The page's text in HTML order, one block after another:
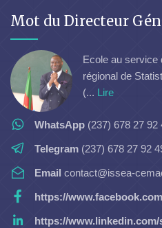
Mot du Directeur
Ecole au service
régional de
(... Lire
WhatsApp (237) 678 27 92
Telegram (237) 678 27 92
Email contact@issea-
https://
https://